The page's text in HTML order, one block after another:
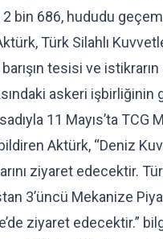
2 bin 686, hududu
Türk Silahlı
tesisi ve
askeri
11 Mayıs’ta
Aktürk, “Deniz
ziyaret edecektir.
3’üncü Mekanize
ziyaret edecektir.”